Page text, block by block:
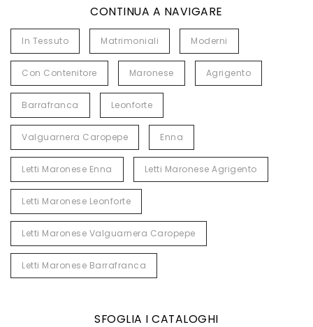
CONTINUA A NAVIGARE
In Tessuto Matrimoniali Moderni
Con Contenitore Maronese Agrigento
Barrafranca Leonforte
Valguarnera Caropepe Enna
Letti Maronese Enna Letti Maronese Agrigento
Letti Maronese Leonforte
Letti Maronese Valguarnera Caropepe
Letti Maronese Barrafranca
SFOGLIA I CATALOGHI